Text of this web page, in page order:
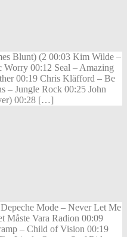
Blunt) (2 00:03 Kim Wilde –
00:12 Seal – Amazing
00:19 Chris Kläfford – Be
– Jungle Rock 00:25 John
00:28 […]
Mode – Never Let Me
Måste Vara Radion 00:09
– Child of Vision 00:19